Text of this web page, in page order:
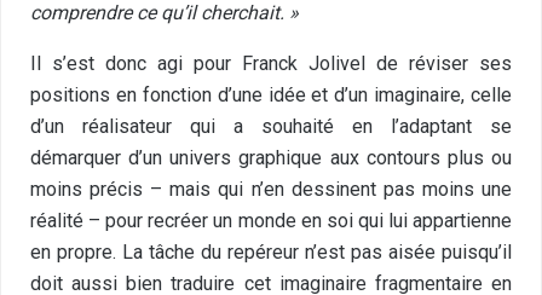
comprendre ce qu’il cherchait. »
Il s’est donc agi pour Franck Jolivel de réviser ses
positions en fonction d’une idée et d’un imaginaire, celle
d’un réalisateur qui a souhaité en l’adaptant se
démarquer d’un univers graphique aux contours plus ou
moins précis – mais qui n’en dessinent pas moins une
réalité – pour recréer un monde en soi qui lui appartienne
en propre. La tâche du repéreur n’est pas aisée puisqu’il
doit aussi bien traduire cet imaginaire fragmentaire en